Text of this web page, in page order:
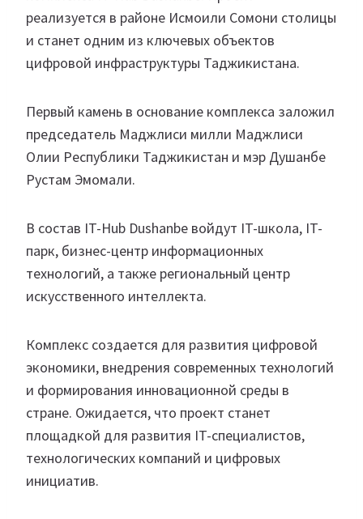
реализуется в районе Исмоили Сомони столицы
и станет одним из ключевых объектов
цифровой инфраструктуры Таджикистана.
Первый камень в основание комплекса заложил
председатель Маджлиси милли Маджлиси
Олии Республики Таджикистан и мэр Душанбе
Рустам Эмомали.
В состав IT-Hub Dushanbe войдут IT-школа, IT-
парк, бизнес-центр информационных
технологий, а также региональный центр
искусственного интеллекта.
Комплекс создается для развития цифровой
экономики, внедрения современных технологий
и формирования инновационной среды в
стране. Ожидается, что проект станет
площадкой для развития IT-специалистов,
технологических компаний и цифровых
инициатив.